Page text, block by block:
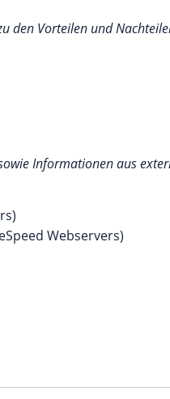
den Vorteilen und
Informationen aus
Webservers)